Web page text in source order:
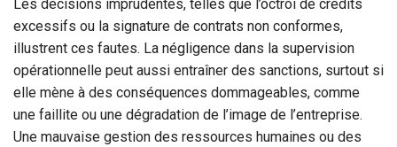
Les décisions imprudentes, telles que l’octroi de crédits
excessifs ou la signature de contrats non conformes,
illustrent ces fautes. La négligence dans la supervision
opérationnelle peut aussi entraîner des sanctions, surtout si
elle mène à des conséquences dommageables, comme
une faillite ou une dégradation de l’image de l’entreprise.
Une mauvaise gestion des ressources humaines ou des